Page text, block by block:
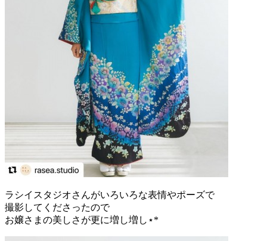
ラシイスタジオさんがいろいろな表情やポーズで
撮影してくださったので
お嬢さまの美しさが更に増し増し⋆*